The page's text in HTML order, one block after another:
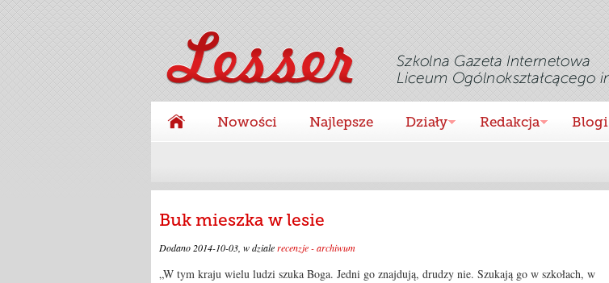
Nowości Najlepsze Działy Redakcja Blogi
Buk mieszka w lesie
Dodano 2014-10-03, w dzialerecenzje - archiwum
„W tym kraju wielu ludzi szuka Boga. Jedni go znajdują, drudzy nie. Szukają go w szkołach, w